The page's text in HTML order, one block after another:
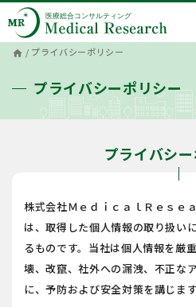
home / プライバシーポリシー
プライバシーポリシー
プライバシ
株式会社ＭｅｄｉｃａｌＲｅｓｅ
は、取得した個人情報の取り扱い
るものです。当社は個人情報を厳
壊、改竄、社外への漏洩、不正な
に、予防および安全対策を講じます